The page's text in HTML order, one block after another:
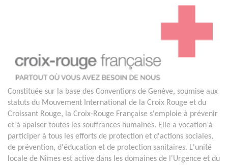
Constituée sur la base des Conventions de Genève, soumise aux
statuts du Mouvement International de la Croix Rouge et du
Croissant Rouge, la Croix-Rouge Française s'emploie à prévenir
et à apaiser toutes les souffrances humaines. Elle a vocation à
participer à tous les efforts de protection et d'actions sociales,
de prévention, d'éducation et de protection sanitaires. L'unité
locale de Nîmes est active dans les domaines de l'Urgence et du